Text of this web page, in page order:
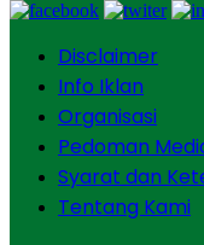
Disclaimer
Info Iklan
Organisasi
Pedoman
Syarat dan
Tentang Kami